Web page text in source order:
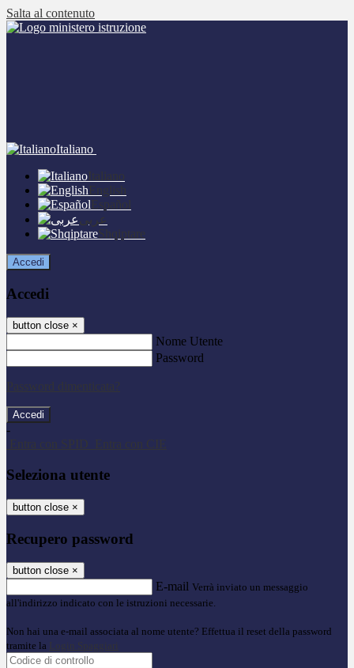
Salta al contenuto
Italiano
Italiano
English
Español
عربى
Shqiptare
Accedi
Accedi
button close ×
Nome Utente
Password
Password dimenticata?
-
Entra con SPID
Entra con CIE
Seleziona utente
button close ×
Recupero password
button close ×
E-mail Verrà inviato un messaggio
all'indirizzo indicato con le istruzioni necessarie.
Non hai una e-mail associata al nome utente? Effettua il reset della password
tramite la Login Spaggiari